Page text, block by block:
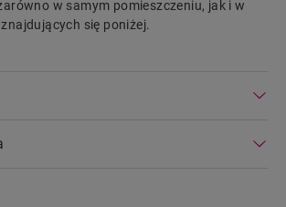
w samym pomieszczeniu, jak i w
się poniżej.